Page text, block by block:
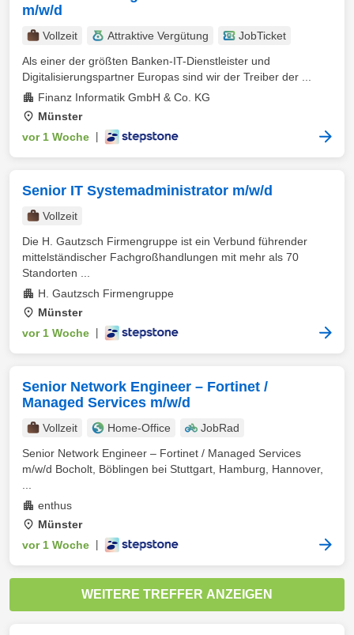
m/w/d
Vollzeit Attraktive Vergütung
JobTicket
Als einer der größten Banken-IT-Dienstleister und
Digitalisierungspartner Europas sind wir der Treiber der ...
Finanz Informatik GmbH & Co. KG
Münster
vor 1 Woche
Senior IT Systemadministrator m/w/d
Vollzeit
Die H. Gautzsch Firmengruppe ist ein Verbund führender
mittelständischer Fachgroßhandlungen mit mehr als 70
Standorten ...
H. Gautzsch Firmengruppe
Münster
vor 1 Woche
Senior Network Engineer – Fortinet /
Managed Services m/w/d
Vollzeit Home-Office
JobRad
Senior Network Engineer – Fortinet / Managed Services
m/w/d Bocholt, Böblingen bei Stuttgart, Hamburg, Hannover,
enthus
Münster
vor 1 Woche
WEITERE TREFFER ANZEIGEN